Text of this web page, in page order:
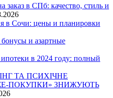
заказ в СПб: качество, стиль и
в Сочи: цены и планировки
и азартные
в 2024 году: полный
ТА ПСИХІЧНЕ
ПОКУПКИ» ЗНИЖУЮТЬ